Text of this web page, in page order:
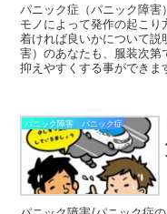
パニック症（パニック障害
モノによって発作の起こり
着ければ良いかについて
害）のあなたも、服装次第
抑えやすくする事ができま
パニック障害 パニック症